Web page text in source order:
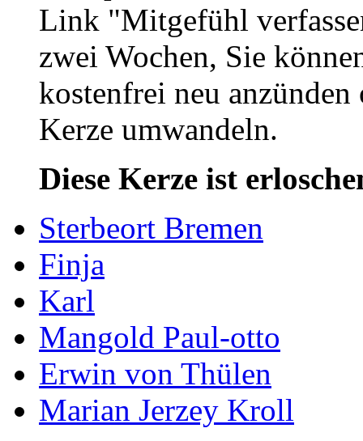
Link "Mitgefühl
zwei Wochen, Sie
kostenfrei neu
Kerze umwandeln.
Diese Kerze ist
Sterbeort Bremen
Finja
Karl
Mangold Paul-otto
Erwin von Thülen
Marian Jerzey Kroll